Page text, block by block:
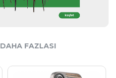
DAHA FAZLASI